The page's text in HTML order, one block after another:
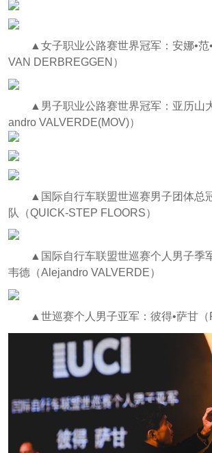
▲女子职业公路赛世界冠军：安娜•范
VAN DERBREGGEN）
▲男子职业公路赛世界冠军：亚历山
andro VALVERDE(MOV)）
▲国际自行车联盟世巡赛男子团体总
队（QUICK-STEP FLOORS）
▲国际自行车联盟世巡赛个人男子季
韦德（Alejandro VALVERDE）
▲世巡赛个人男子亚军：彼得•萨甘（